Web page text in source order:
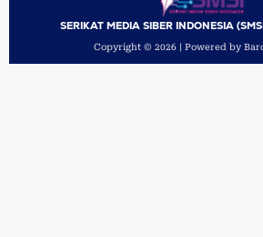
SERIKAT MEDIA SIBER INDONESIA
Copyright © 2026 | Powered by